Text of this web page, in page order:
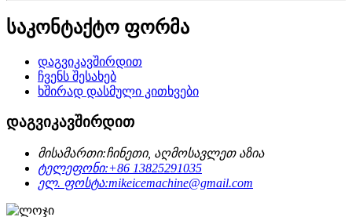
საკონტაქტო ფორმა
დაგვიკავშირდით
ჩვენს შესახებ
ხშირად დასმული კითხვები
დაგვიკავშირდით
მისამართი:ჩინეთი, აღმოსავლეთ აზია
ტელეფონი:+86 13825291035
ელ. ფოსტა:mikeicemachine@gmail.com